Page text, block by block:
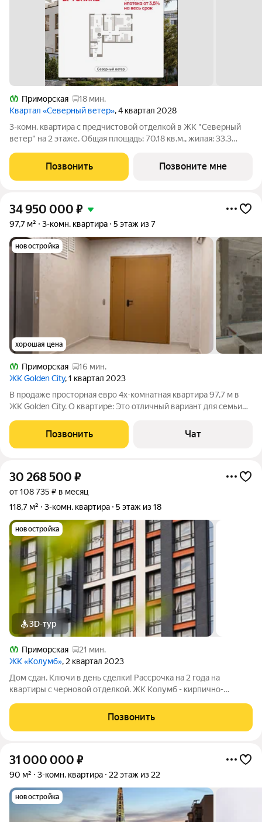
Приморская
18 мин.
Квартал «Северный ветер», 4 квартал 2028
3-комн. квартира с предчистовой отделкой в ЖК "Северный
ветер" на 2 этаже. Общая площадь: 70.18 кв.м., жилая: 33.3
угловая, идеально подойдет любителям тишины и панорамных
видов. В
Позвонить Позвоните мне
34 950 000 ₽
97,7 м² 3-комн. квартира 5 этаж из 7
новостройка
хорошая цена
Приморская
16 мин.
ЖК Golden City, 1 квартал 2023
В продаже просторная евро 4х-комнатная квартира 97,7 м в
ЖК Golden City. О квартире: Это отличный вариант для семьи
локацию у воды. Квартира расположена на 5 этаже 7-этажной
секции
Позвонить Чат
30 268 500 ₽
от 108 735 ₽ в месяц
118,7 м²
3-комн. квартира 5 этаж из 18
новостройка
3D-тур
Приморская
21 мин.
ЖК «Колумб», 2 квартал 2023
Дом сдан. Ключи в день сделки! Рассрочка на 2 года на
квартиры с черновой отделкой. ЖК Колумб - кирпично-
технологии навесного вентилируемого фасада. ЖК нa
Вacильeвcкoм островe с закрытым
Позвонить
31 000 000 ₽
90 м² 3-комн. квартира 22 этаж из 22
новостройка